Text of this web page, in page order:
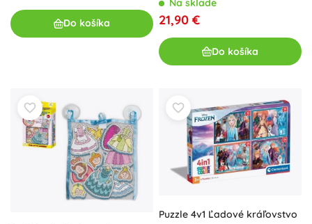
Do košíka
Na sklade
21,90 €
Do košíka
Puzzle 4v1 Ľadové kráľovstvo